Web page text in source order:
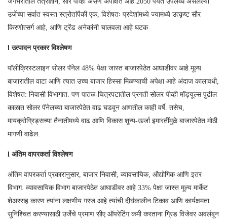
उर्जेच्या सर्वात स्वस्त स्त्रोतांपैकी एक, विशेषतः प्रदेशांमध्ये ज्यामध्ये उत्कृष्ट सौर
किरणोत्सर्ग आहे, आणि ट्रेंड अनेकांनी चालवला आहे घटक
l उत्पादन प्रकार विश्लेषण
पॉलीक्रिस्टलाइन सोलर पॅनेल 48% पेक्षा जास्त बाजारपेठेत आघाडीवर आहे मूल्य
बाजारातील वाटा आणि त्यात उच्च बाजार हिस्सा मिळण्याची अपेक्षा आहे अंदाज कालावधी,
विशेषत: निवासी विभागात. पण पातळ-चित्रपटातील प्रगती सोलर पीव्ही मॉड्यूल्स पुढील
काळात सोलर पॅनेलच्या बाजारपेठेत वाढ घडवून आणतील काही वर्षे. तसेच,
मायक्रोग्रिड्सच्या तैनातीमध्ये वाढ आणि विकास शून्य-ऊर्जा इमारतींमुळे बाजारपेठेत मोठी
मागणी वाढेल.
l अंतिम वापरकर्ता विश्लेषण
अंतिम वापरकर्ता प्रकारानुसार, बाजार निवासी, व्यावसायिक, औद्योगिक आणि इतर
विभाग. व्यावसायिक विभाग बाजारपेठेत आघाडीवर आहे 33% पेक्षा जास्त मूल्य मार्केट
शेअरसह कारण त्यांना लक्षणीय गरज आहे त्यांची दीर्घकालीन टिकाव आणि कार्यक्षमता
सुनिश्चित करण्यासाठी उर्जेचे प्रमाण सीए ऑपरेटिंग कमी करताना ग्रिड विजेवर अवलंबून